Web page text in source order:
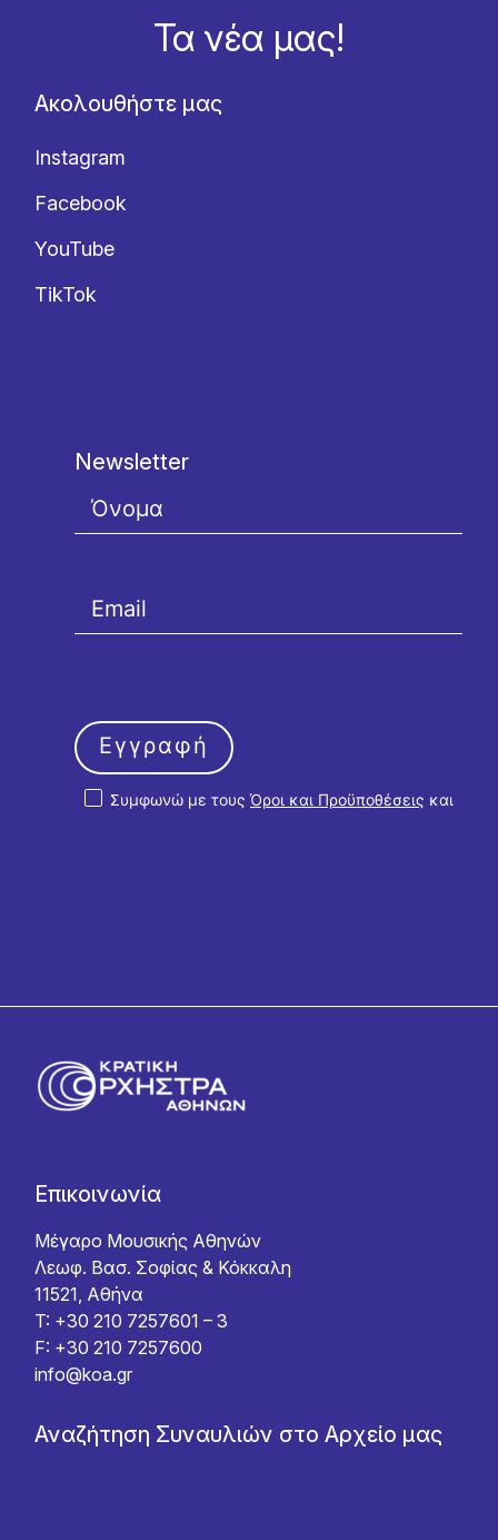
Τα νέα μας!
Ακολουθήστε μας
Instagram
Facebook
YouTube
TikTok
Newsletter
Συμφωνώ με τους Όροι και Προϋποθέσεις και
Εγγραφή
Επικοινωνία
Μέγαρο Μουσικής Αθηνών
Λεωφ. Βασ. Σοφίας & Κόκκαλη
11521, Αθήνα
T: +30 210 7257601 – 3
F: +30 210 7257600
info@koa.gr
Αναζήτηση Συναυλιών στο Αρχείο μας